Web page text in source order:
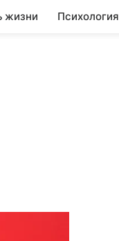
жизни Психология